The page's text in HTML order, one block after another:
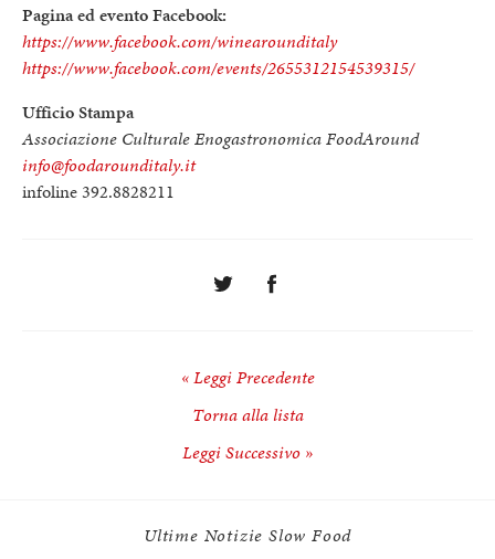
Pagina ed evento Facebook:
https://www.facebook.com/winearounditaly
https://www.facebook.com/events/2655312154539315/
Ufficio Stampa
Associazione Culturale Enogastronomica FoodAround
info@foodarounditaly.it
infoline 392.8828211
« Leggi Precedente
Torna alla lista
Leggi Successivo »
Ultime Notizie Slow Food